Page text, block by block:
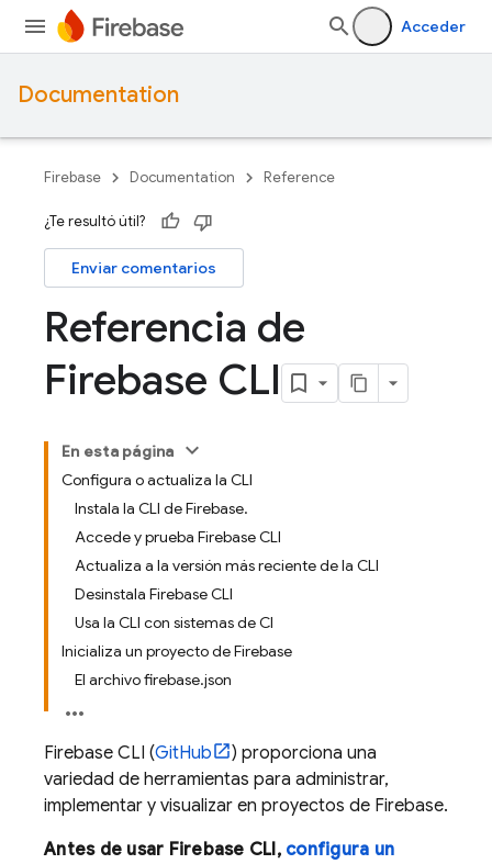
Acceder
Documentation
Firebase Documentation Reference
¿Te resultó útil?
Enviar comentarios
Referencia de
Firebase CLI
En esta página
Configura o actualiza la CLI
Instala la CLI de Firebase.
Accede y prueba Firebase CLI
Actualiza a la versión más reciente de la CLI
Desinstala Firebase CLI
Usa la CLI con sistemas de CI
Inicializa un proyecto de Firebase
El archivo firebase.json
Firebase CLI (GitHub
) proporciona una
variedad de herramientas para administrar,
implementar y visualizar en proyectos de Firebase.
Antes de usar Firebase CLI, configura un